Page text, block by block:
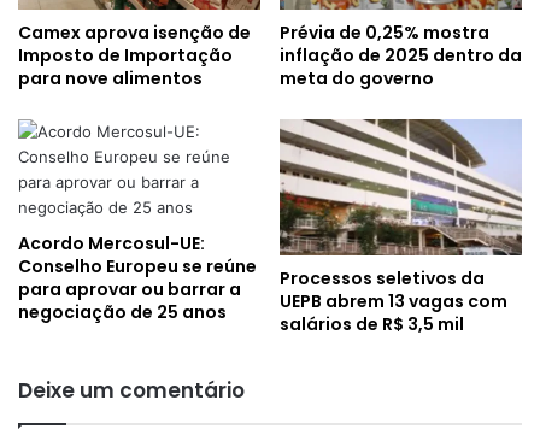
Camex aprova isenção de
Imposto de Importação
para nove alimentos
Prévia de 0,25% mostra
inflação de 2025 dentro da
meta do governo
Acordo Mercosul-UE:
Conselho Europeu se reúne
para aprovar ou barrar a
negociação de 25 anos
Processos seletivos da
UEPB abrem 13 vagas com
salários de R$ 3,5 mil
Deixe um comentário